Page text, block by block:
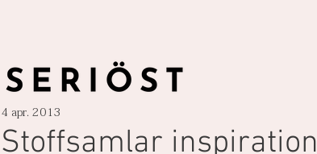
Stoffsamlar inspiration
4 apr. 2013